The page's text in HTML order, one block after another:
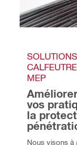
MEP
vos
la
Nous visons à